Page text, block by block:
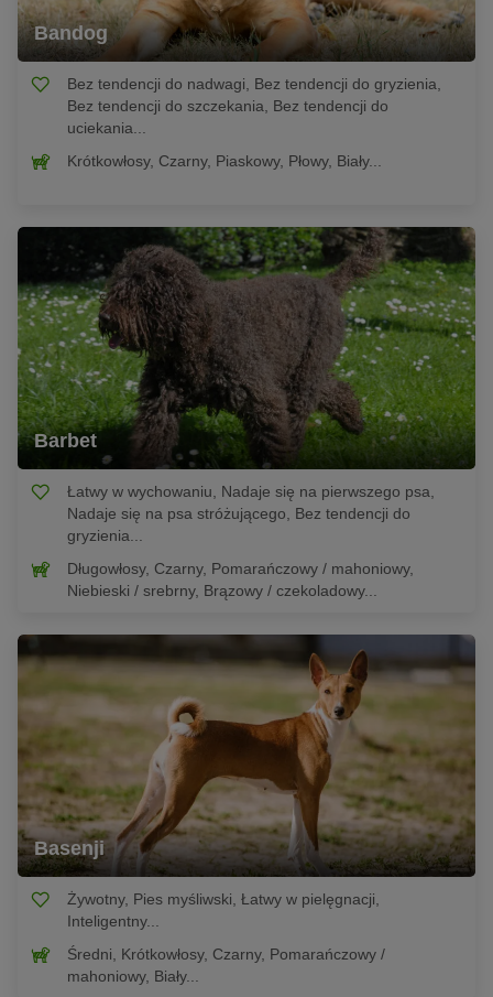
Bandog
Bez tendencji do nadwagi, Bez tendencji do gryzienia,
Bez tendencji do szczekania, Bez tendencji do
uciekania...
Krótkowłosy, Czarny, Piaskowy, Płowy, Biały...
Barbet
Łatwy w wychowaniu, Nadaje się na pierwszego psa,
Nadaje się na psa stróżującego, Bez tendencji do
gryzienia...
Długowłosy, Czarny, Pomarańczowy / mahoniowy,
Niebieski / srebrny, Brązowy / czekoladowy...
Basenji
Żywotny, Pies myśliwski, Łatwy w pielęgnacji,
Inteligentny...
Średni, Krótkowłosy, Czarny, Pomarańczowy /
mahoniowy, Biały...